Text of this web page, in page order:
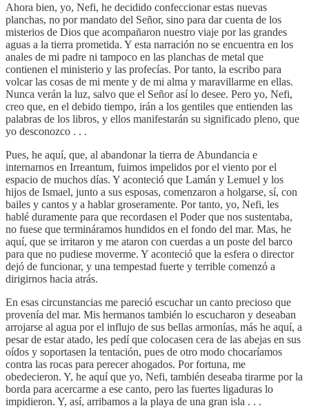
Ahora bien, yo, Nefi, he decidido confeccionar estas nuevas
planchas, no por mandato del Señor, sino para dar cuenta de los
misterios de Dios que acompañaron nuestro viaje por las grandes
aguas a la tierra prometida. Y esta narración no se encuentra en los
anales de mi padre ni tampoco en las planchas de metal que
contienen el ministerio y las profecías. Por tanto, la escribo para
volcar las cosas de mi mente y de mi alma y maravillarme en ellas.
Nunca verán la luz, salvo que el Señor así lo desee. Pero yo, Nefi,
creo que, en el debido tiempo, irán a los gentiles que entienden las
palabras de los libros, y ellos manifestarán su significado pleno, que
yo desconozco . . .
Pues, he aquí, que, al abandonar la tierra de Abundancia e
internarnos en Irreantum, fuimos impelidos por el viento por el
espacio de muchos días. Y aconteció que Lamán y Lemuel y los
hijos de Ismael, junto a sus esposas, comenzaron a holgarse, sí, con
bailes y cantos y a hablar groseramente. Por tanto, yo, Nefi, les
hablé duramente para que recordasen el Poder que nos sustentaba,
no fuese que termináramos hundidos en el fondo del mar. Mas, he
aquí, que se irritaron y me ataron con cuerdas a un poste del barco
para que no pudiese moverme. Y aconteció que la esfera o director
dejó de funcionar, y una tempestad fuerte y terrible comenzó a
dirigirnos hacia atrás.
En esas circunstancias me pareció escuchar un canto precioso que
provenía del mar. Mis hermanos también lo escucharon y deseaban
arrojarse al agua por el influjo de sus bellas armonías, más he aquí, a
pesar de estar atado, les pedí que colocasen cera de las abejas en sus
oídos y soportasen la tentación, pues de otro modo chocaríamos
contra las rocas para perecer ahogados. Por fortuna, me
obedecieron. Y, he aquí que yo, Nefi, también deseaba tirarme por la
borda para acercarme a ese canto, pero las fuertes ligaduras lo
impidieron. Y, así, arribamos a la playa de una gran isla . . .